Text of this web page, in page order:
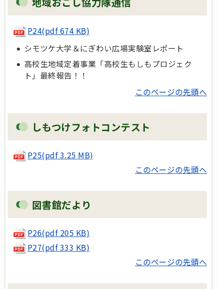
P24(pdf 674 KB)
シモツケ大学＆にぎわい広場実験室レポート
高校生地域定着事業「高校生もしもプロジェク
ト」最終報告！！
このページの先頭へ
しもつけフォトコンテスト
P25(pdf 3.25 MB)
このページの先頭へ
図書館だより
P26(pdf 205 KB)
P27(pdf 333 KB)
このページの先頭へ